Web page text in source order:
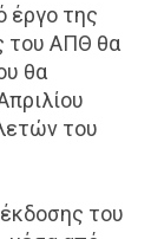
έργο της
του ΑΠΘ θα
θα
του
του